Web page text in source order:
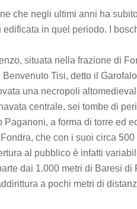
che negli ultimi anni ha
edificata in quel periodo. I
situata nella frazione di
Tisi, detto il
una necropoli
centrale, sei tombe di
a forma di torre ed
che con i suoi circa
al pubblico è infatti
dai 1.000 metri di Baresi
a pochi metri di